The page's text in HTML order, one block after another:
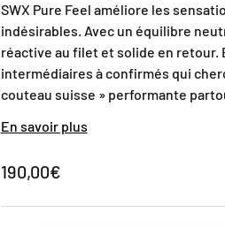
SWX Pure Feel améliore les
indésirables. Avec un équilibre
réactive au filet et solide en retour.
intermédiaires à confirmés qui
couteau suisse » performante
En savoir plus
190,00€